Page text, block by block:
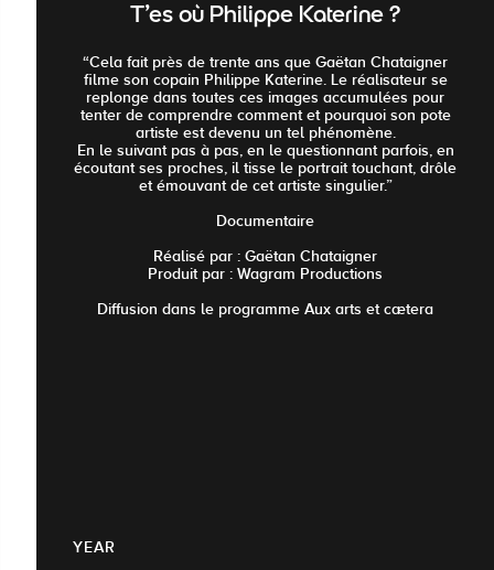
T'es où Philippe Katerine ?
“Cela fait près de trente ans que Gaëtan Chataigner
filme son copain Philippe Katerine. Le réalisateur se
replonge dans toutes ces images accumulées pour
tenter de comprendre comment et pourquoi son pote
artiste est devenu un tel phénomène.
En le suivant pas à pas, en le questionnant parfois, en
écoutant ses proches, il tisse le portrait touchant, drôle
et émouvant de cet artiste singulier.”
Documentaire
Réalisé par : Gaëtan Chataigner
Produit par : Wagram Productions
Diffusion dans le programme Aux arts et cætera
YEAR